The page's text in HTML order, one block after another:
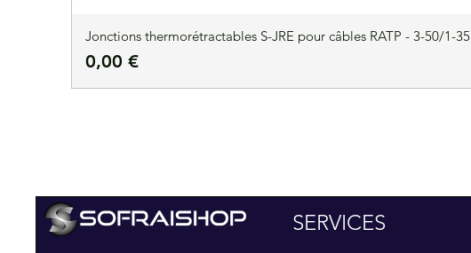
Jonctions thermorétractables S-JRE pour câbles RATP - 3-50/1-35
Prix
0,00 €
SERVICES